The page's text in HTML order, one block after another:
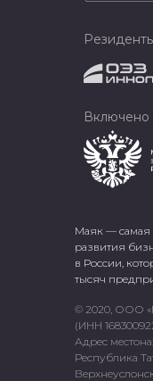
Маяк — самая
развития
в России,
тысяч
© 2020, ООО
(ИНН
Адрес
Республика